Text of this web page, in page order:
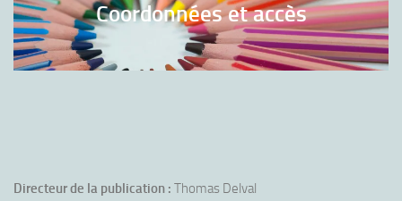
Coordonnées et accès
Directeur de la publication : Thomas Delval